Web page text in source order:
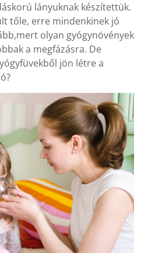
lányuknak készítettük.
tőle, erre mindenkinek jó
olyan gyógynövények
a megfázásra. De
jön létre a